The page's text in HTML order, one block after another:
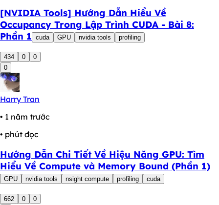
[NVIDIA Tools] Hướng Dẫn Hiểu Về
Occupancy Trong Lập Trình CUDA - Bài 8:
Phần 1 cuda GPU nvidia tools profiling
434 0
0
0
Harry Tran
• 1 năm trước
• phút đọc
Hướng Dẫn Chi Tiết Về Hiệu Năng GPU: Tìm
Hiểu Về Compute và Memory Bound (Phần 1)
GPU nvidia tools nsight compute profiling cuda
662 0
0